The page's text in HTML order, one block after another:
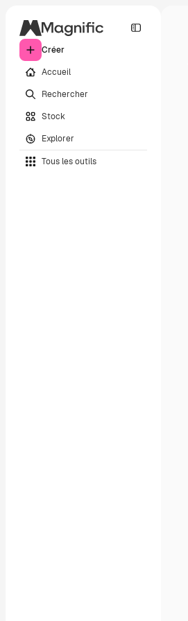
Créer
Accueil
Rechercher
Stock
Explorer
Tous les outils